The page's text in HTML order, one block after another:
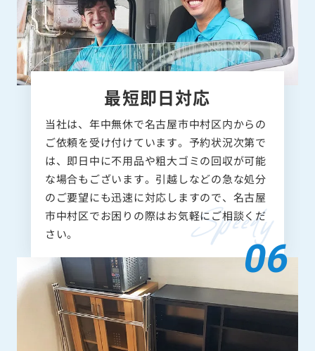
最短即日対応
当社は、年中無休で名古屋市中村区内からの
ご依頼を受け付けています。予約状況次第で
は、即日中に不用品や粗大ゴミの回収が可能
な場合もございます。引越しなどの急な処分
のご要望にも迅速に対応しますので、名古屋
市中村区でお困りの際はお気軽にご相談くだ
さい。